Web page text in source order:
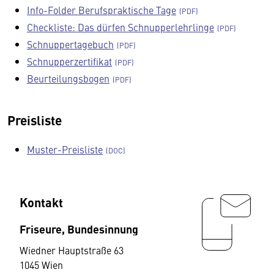
Info-Folder Berufspraktische Tage
Checkliste: Das dürfen Schnupperlehrlinge
Schnuppertagebuch
Schnupperzertifikat
Beurteilungsbogen
Preisliste
Muster-Preisliste
Kontakt
Friseure, Bundesinnung
Wiedner Hauptstraße 63
1045 Wien